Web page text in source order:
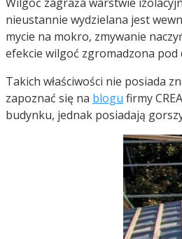
nieustannie wydzielana jest
mycie na mokro, zmywanie
efekcie wilgoć zgromadzona pod
Takich właściwości nie posiada
zapoznać się na blogu firmy
budynku, jednak posiadają